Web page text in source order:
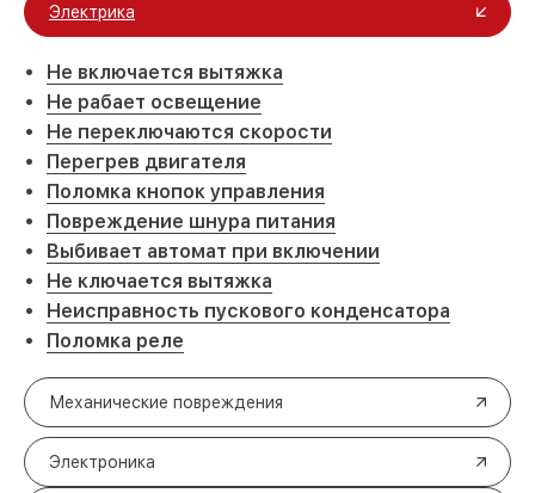
Электрика
Не включается вытяжка
Не рабает освещение
Не переключаются скорости
Перегрев двигателя
Поломка кнопок управления
Повреждение шнура питания
Выбивает автомат при включении
Не ключается вытяжка
Неисправность пускового конденсатора
Поломка реле
Механические повреждения
Электроника